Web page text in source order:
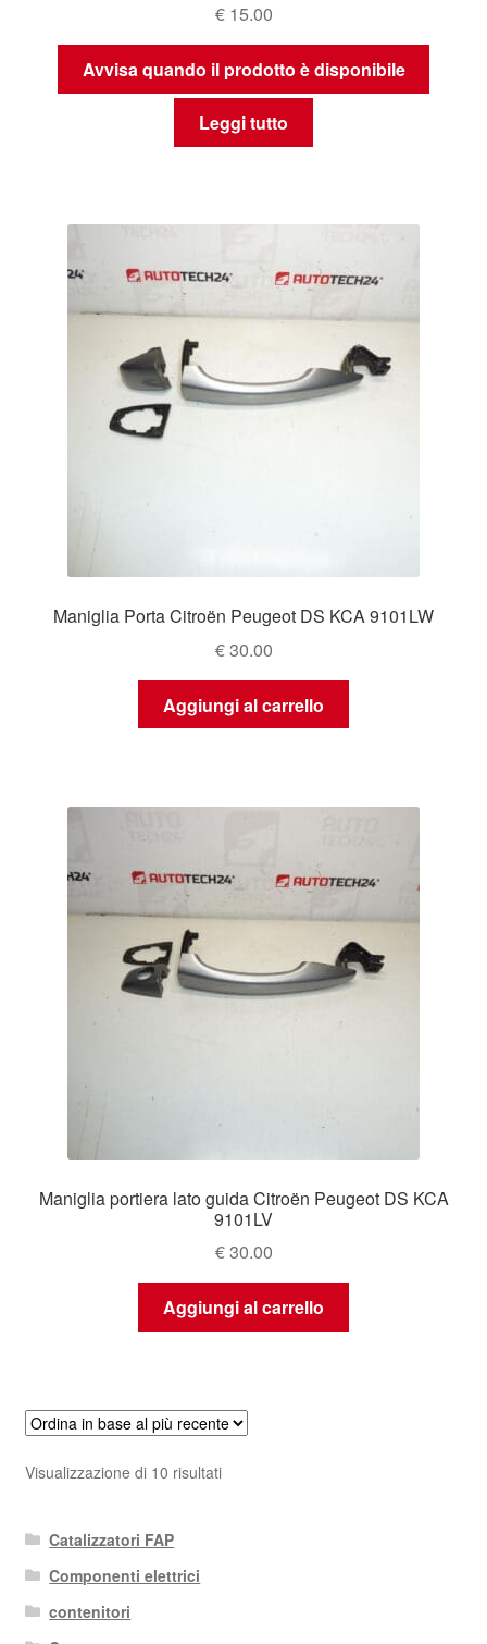
€15.00
Avvisa quando il prodotto è disponibile
Leggi tutto
Maniglia Porta Citroën Peugeot DS KCA 9101LW
€30.00
Aggiungi al carrello
Maniglia portiera lato guida Citroën Peugeot DS KCA
9101LV
€30.00
Aggiungi al carrello
Visualizzazione di 10 risultatiOrdina
Catalizzatori FAP
Componenti elettrici
contenitori